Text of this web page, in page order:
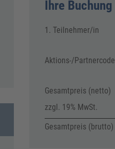
Ihre Buchung
1. Teilnehmer/in
Aktions-/Partnercode
Gesamtpreis (netto)
zzgl. 19% MwSt.
Gesamtpreis (brutto)